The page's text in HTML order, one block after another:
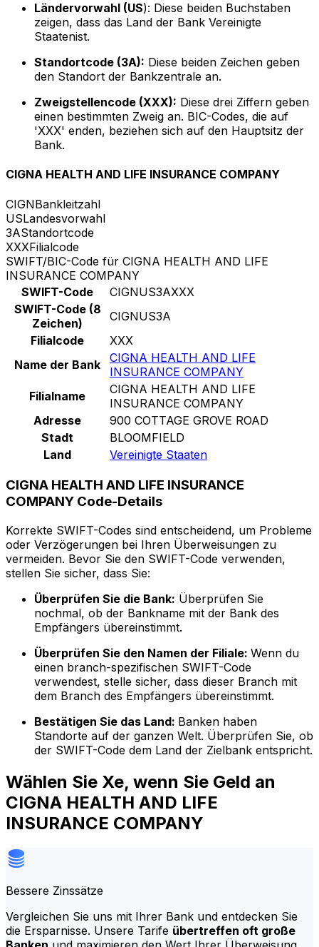
Ländervorwahl (US): Diese beiden Buchstaben
zeigen, dass das Land der Bank Vereinigte
Staatenist.
Standortcode (3A): Diese beiden Zeichen geben
den Standort der Bankzentrale an.
Zweigstellencode (XXX): Diese drei Ziffern geben
einen bestimmten Zweig an. BIC-Codes, die auf
'XXX' enden, beziehen sich auf den Hauptsitz der
Bank.
CIGNA HEALTH AND LIFE INSURANCE COMPANY
CIGNBankleitzahl
USLandesvorwahl
3AStandortcode
XXXFilialcode
SWIFT/BIC-Code für CIGNA HEALTH AND LIFE
INSURANCE COMPANY
SWIFT-Code
CIGNUS3AXXX
SWIFT-Code (8
Zeichen)
CIGNUS3A
Filialcode
XXX
Name der Bank
CIGNA HEALTH AND LIFE
INSURANCE COMPANY
Filialname
CIGNA HEALTH AND LIFE
INSURANCE COMPANY
Adresse
900 COTTAGE GROVE ROAD
Stadt
BLOOMFIELD
Land
Vereinigte Staaten
CIGNA HEALTH AND LIFE INSURANCE
COMPANY Code-Details
Korrekte SWIFT-Codes sind entscheidend, um Probleme
oder Verzögerungen bei Ihren Überweisungen zu
vermeiden. Bevor Sie den SWIFT-Code verwenden,
stellen Sie sicher, dass Sie:
Überprüfen Sie die Bank: Überprüfen Sie
nochmal, ob der Bankname mit der Bank des
Empfängers übereinstimmt.
Überprüfen Sie den Namen der Filiale: Wenn du
einen branch-spezifischen SWIFT-Code
verwendest, stelle sicher, dass dieser Branch mit
dem Branch des Empfängers übereinstimmt.
Bestätigen Sie das Land: Banken haben
Standorte auf der ganzen Welt. Überprüfen Sie, ob
der SWIFT-Code dem Land der Zielbank entspricht.
Wählen Sie Xe, wenn Sie Geld an
CIGNA HEALTH AND LIFE
INSURANCE COMPANY
Bessere Zinssätze
Vergleichen Sie uns mit Ihrer Bank und entdecken Sie
die Ersparnisse. Unsere Tarife übertreffen oft große